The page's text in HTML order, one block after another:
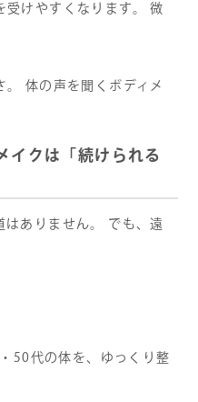
受けやすくなります。 微
体の声を聞くボディメ
イクは「続けられる
はありません。 でも、遠
50代の体を、ゆっくり整